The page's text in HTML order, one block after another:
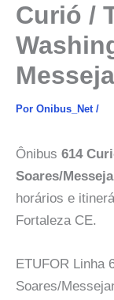
Curió /
Por Onibus_Net /
Ônibus 614
Soares/
horários e
Fortaleza CE.
ETUFOR Linha
Soares/